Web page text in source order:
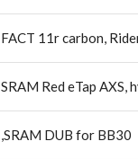
FACT 11r carbon,
SRAM Red eTap AXS,
,SRAM DUB for BB30